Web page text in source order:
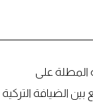
المطلة على
الضيافة التركية